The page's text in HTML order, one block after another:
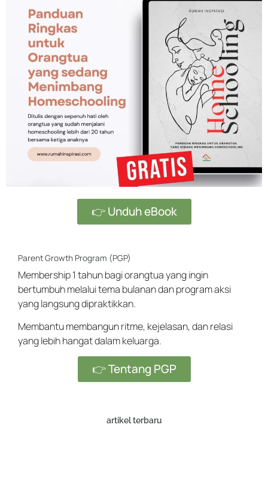
👉 Unduh eBook
Parent Growth Program (PGP)
Membership 1 tahun bagi orangtua yang ingin
bertumbuh melalui tema bulanan dan program aksi
yang langsung dipraktikkan.
Membantu membangun ritme, kejelasan, dan relasi
yang lebih hangat dalam keluarga.
👉 Tentang PGP
artikel terbaru